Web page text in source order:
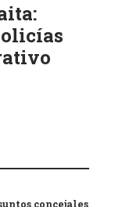
concejales